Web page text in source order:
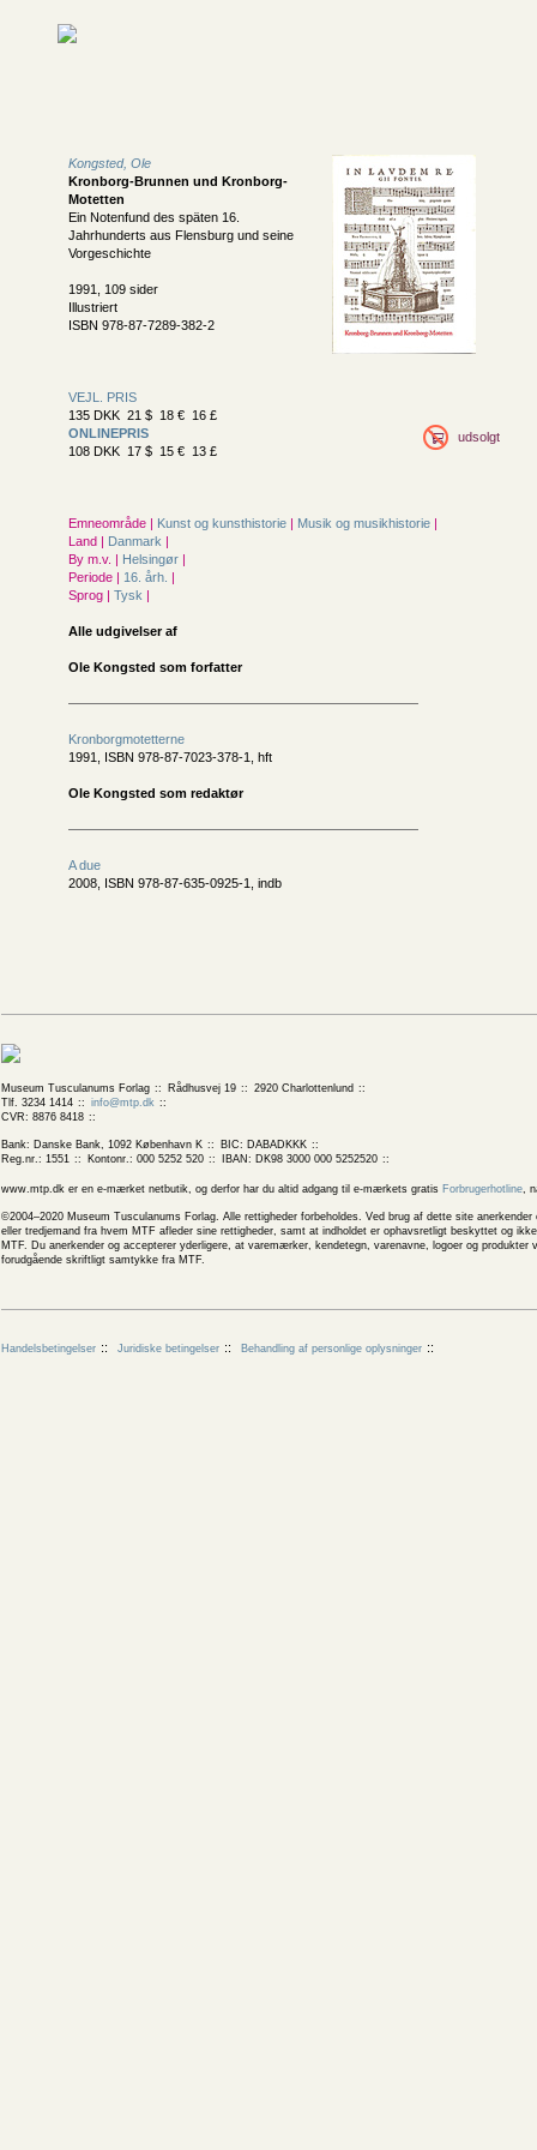
Kongsted, Ole
Kronborg-Brunnen und Kronborg-
Motetten
Ein Notenfund des späten 16.
Jahrhunderts aus Flensburg und seine
Vorgeschichte
1991, 109 sider
Illustriert
ISBN 978-87-7289-382-2
VEJL. PRIS
135 DKK 21 $ 18 € 16 £
ONLINEPRIS
108 DKK 17 $ 15 € 13 £
udsolgt
Emneområde | Kunst og kunsthistorie | Musik og musikhistorie |
Land | Danmark |
By m.v. | Helsingør |
Periode | 16. årh. |
Sprog | Tysk |
Alle udgivelser af
Ole Kongsted som forfatter
Kronborgmotetterne
1991, ISBN 978-87-7023-378-1, hft
Ole Kongsted som redaktør
A due
2008, ISBN 978-87-635-0925-1, indb
Museum Tusculanums Forlag Rådhusvej 19
2920 Charlottenlund
Tlf. 3234 1414
info@mtp.dk
CVR: 8876 8418
Bank: Danske Bank, 1092 København K
BIC: DABADKKK
Reg.nr.: 1551
Kontonr.: 000 5252 520 IBAN: DK98 3000 000 5252520
www.mtp.dk er en e-mærket netbutik, og derfor har du altid adgang til e-mærkets gratis Forbrugerhotline,
©2004–2020 Museum Tusculanums Forlag. Alle rettigheder forbeholdes. Ved brug af dette site
eller tredjemand fra hvem MTF afleder sine rettigheder, samt at indholdet er ophavsretligt beskyttet og
MTF. Du anerkender og accepterer yderligere, at varemærker, kendetegn, varenavne, logoer og
forudgående skriftligt samtykke fra MTF.
Handelsbetingelser Juridiske betingelser Behandling af personlige oplysninger